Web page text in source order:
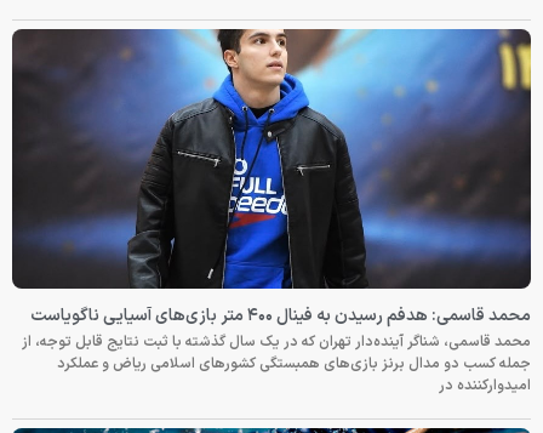
محمد قاسمی: هدفم رسیدن به فینال ۴۰۰ متر بازی‌های آسیایی ناگویاست
محمد قاسمی، شناگر آینده‌دار تهران که در یک سال گذشته با ثبت نتایج قابل توجه، از
جمله کسب دو مدال برنز بازی‌های همبستگی کشورهای اسلامی ریاض و عملکرد
امیدوارکننده در